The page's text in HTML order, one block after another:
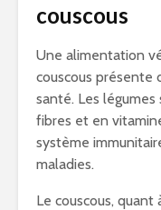
couscous
Une alimentation
couscous présente
santé. Les
fibres et en
système
maladies.
Le couscous, quant